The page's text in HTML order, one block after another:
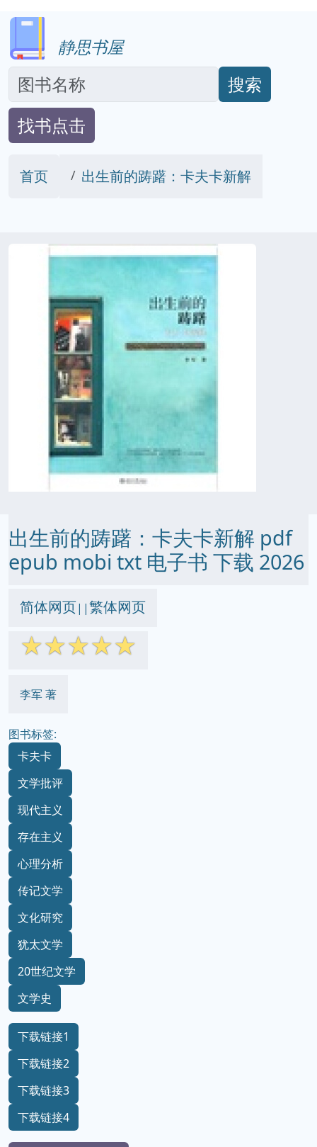
静思书屋
搜索
找书点击
首页 出生前的踌躇：卡夫卡新解
出生前的踌躇：卡夫卡新解 pdf
epub mobi txt 电子书 下载 2026
简体网页||繁体网页
☆☆☆☆☆
李军 著
图书标签:
卡夫卡
文学批评
现代主义
存在主义
心理分析
传记文学
文化研究
犹太文学
20世纪文学
文学史
下载链接1
下载链接2
下载链接3
下载链接4